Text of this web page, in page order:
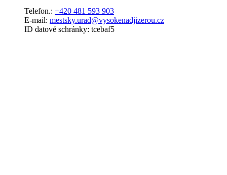
Telefon.: +420 481 593 903
E-mail: mestsky.urad@vysokenadjizerou.cz
ID datové schránky: tcebaf5